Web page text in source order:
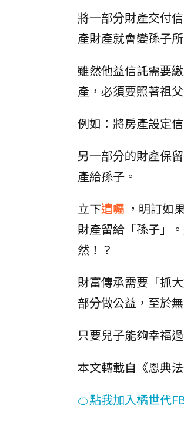
將一部分財產交付
產財產就會變孫子
雖然他益信託需要
產，必須要照著祖
例如：將房產設定
另一部分的財產保
產給孫子。
立下遺囑 ，明訂如
財產留給「孫子」
然！？
財富傳承需要「抓
部分做公益，至於
只要兒子能夠幸福
本文轉載自《恩典
🍊點我加入橘世代